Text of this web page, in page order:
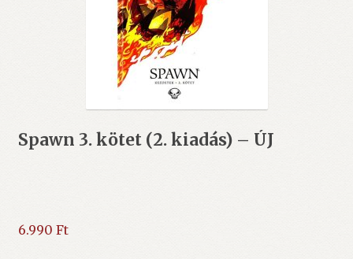
Spawn 3. kötet (2. kiadás) – ÚJ
6.990 Ft